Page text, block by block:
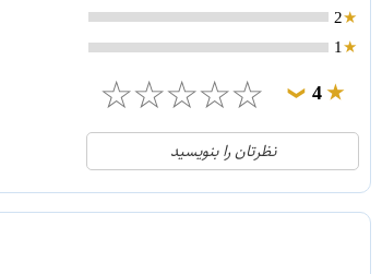
2
1
4
❯
☆
☆
☆
☆
☆
0
3
0
نظرتان را بنویسید